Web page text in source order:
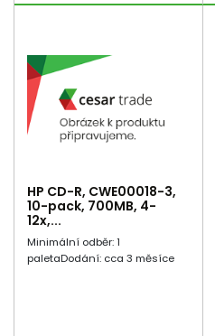
HP CD-R, CWE00018-3,
10-pack, 700MB, 4-
12x,...
Minimální odběr: 1
paletaDodání: cca 3 měsíce